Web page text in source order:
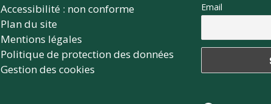
Accessibilité : non conforme
Plan du site
Mentions légales
Politique de protection des données
Gestion des cookies
Email